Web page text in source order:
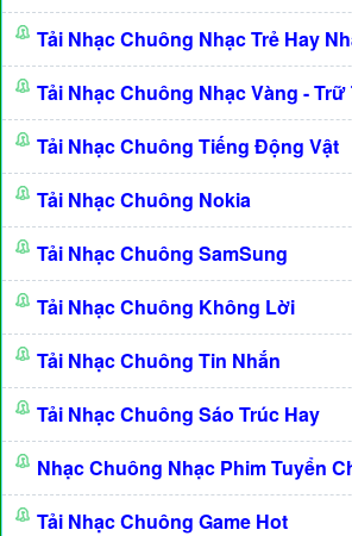
Tải Nhạc Chuông Nhạc Trẻ Hay
Tải Nhạc Chuông Nhạc Vàng - Trữ
Tải Nhạc Chuông Tiếng Động Vật
Tải Nhạc Chuông Nokia
Tải Nhạc Chuông SamSung
Tải Nhạc Chuông Không Lời
Tải Nhạc Chuông Tin Nhắn
Tải Nhạc Chuông Sáo Trúc Hay
Nhạc Chuông Nhạc Phim Tuyển
Tải Nhạc Chuông Game Hot